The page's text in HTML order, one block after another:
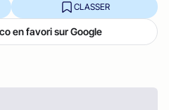
CLASSER
en favori sur Google